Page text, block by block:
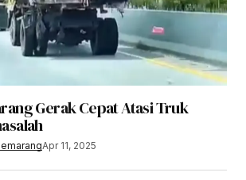
Gerak Cepat Atasi Truk
Apr 11, 2025